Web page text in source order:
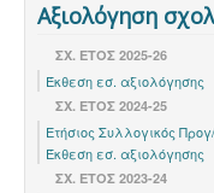
Αξιολόγηση
ΣΧ. ΕΤΟΣ 2025-26
Έκθεση εσ. αξιολόγησης
ΣΧ. ΕΤΟΣ 2024-25
Ετήσιος Συλλογικός
Έκθεση εσ. αξιολόγησης
ΣΧ. ΈΤΟΣ 2023-24